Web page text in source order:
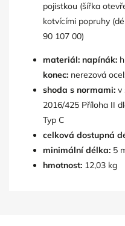
pojistkou (šířka
kotvícími popruhy
90 107 00)
materiál: napínák:
konec: nerezová
shoda s normami: v
2016/425 Příloha II
Typ C
celková dostupná
minimální délka: 5
hmotnost: 12,03 kg